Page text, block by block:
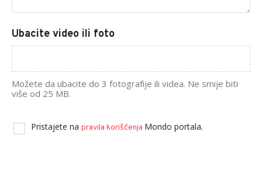
Ubacite video ili foto
Možete da ubacite do 3 fotografije ili videa. Ne smije biti
više od 25 MB.
Pristajete na pravila korišćenja Mondo portala.